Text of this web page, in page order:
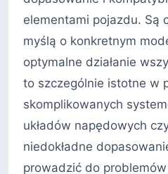
elementami pojazdu. Są
myślą o konkretnym
optymalne działanie
to szczególnie istotne w
skomplikowanych
układów napędowych
niedokładne
prowadzić do problemów